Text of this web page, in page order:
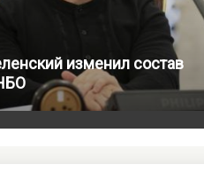
изменил состав